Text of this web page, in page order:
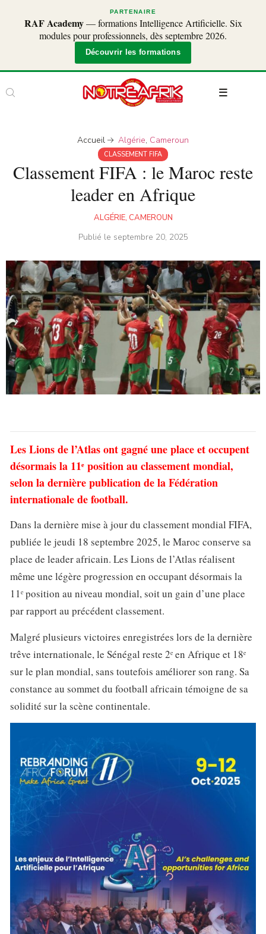
PARTENAIRE
RAF Academy— formations Intelligence Artificielle. Six
modules pour professionnels, dès septembre 2026.
Découvrir les formations
Accueil Algérie, Cameroun
CLASSEMENT FIFA
Classement FIFA : le Maroc reste
leader en Afrique
ALGÉRIE, CAMEROUN
Publié le septembre 20, 2025
Les Lions de l’Atlas ont gagné une place et occupent
désormais la 11ᵉ position au classement mondial,
selon la dernière publication de la Fédération
internationale de football.
Dans la dernière mise à jour du classement mondial FIFA,
publiée le jeudi 18 septembre 2025, le Maroc conserve sa
place de leader africain. Les Lions de l’Atlas réalisent
même une légère progression en occupant désormais la
11ᵉ position au niveau mondial, soit un gain d’une place
par rapport au précédent classement.
Malgré plusieurs victoires enregistrées lors de la dernière
trêve internationale, le Sénégal reste 2ᵉ en Afrique et 18ᵉ
sur le plan mondial, sans toutefois améliorer son rang. Sa
constance au sommet du football africain témoigne de sa
solidité sur la scène continentale.